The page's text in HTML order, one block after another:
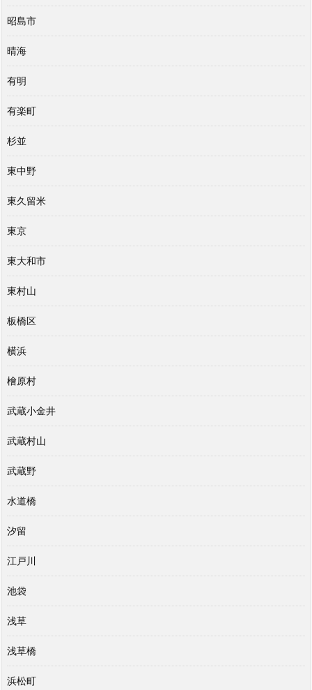
昭島市
晴海
有明
有楽町
杉並
東中野
東久留米
東京
東大和市
東村山
板橋区
横浜
檜原村
武蔵小金井
武蔵村山
武蔵野
水道橋
汐留
江戸川
池袋
浅草
浅草橋
浜松町